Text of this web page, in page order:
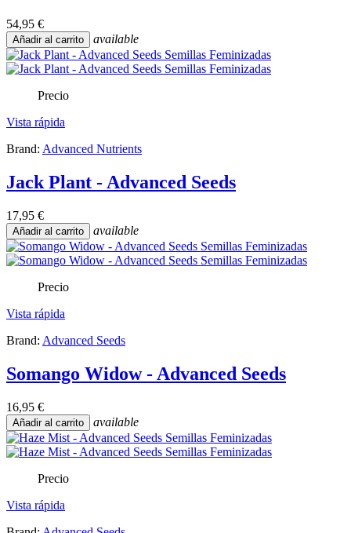
54,95 €
Añadir al carrito available
Precio
Vista rápida
Brand: Advanced Nutrients
Jack Plant - Advanced Seeds
17,95 €
Añadir al carrito available
Precio
Vista rápida
Brand: Advanced Seeds
Somango Widow - Advanced Seeds
16,95 €
Añadir al carrito available
Precio
Vista rápida